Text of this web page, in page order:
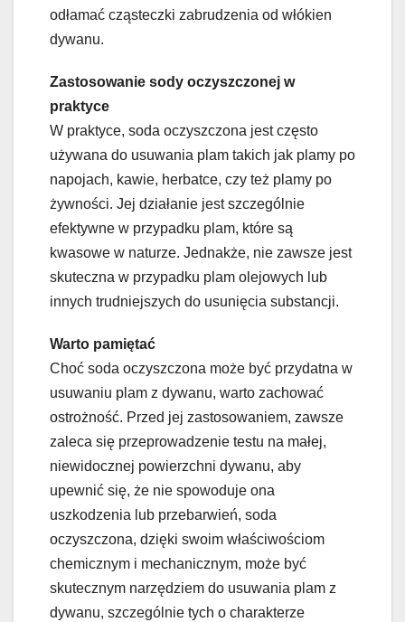
odłamać cząsteczki zabrudzenia od włókien
dywanu.
Zastosowanie sody oczyszczonej w
praktyce
W praktyce, soda oczyszczona jest często
używana do usuwania plam takich jak plamy po
napojach, kawie, herbatce, czy też plamy po
żywności. Jej działanie jest szczególnie
efektywne w przypadku plam, które są
kwasowe w naturze. Jednakże, nie zawsze jest
skuteczna w przypadku plam olejowych lub
innych trudniejszych do usunięcia substancji.
Warto pamiętać
Choć soda oczyszczona może być przydatna w
usuwaniu plam z dywanu, warto zachować
ostrożność. Przed jej zastosowaniem, zawsze
zaleca się przeprowadzenie testu na małej,
niewidocznej powierzchni dywanu, aby
upewnić się, że nie spowoduje ona
uszkodzenia lub przebarwień, soda
oczyszczona, dzięki swoim właściwościom
chemicznym i mechanicznym, może być
skutecznym narzędziem do usuwania plam z
dywanu, szczególnie tych o charakterze